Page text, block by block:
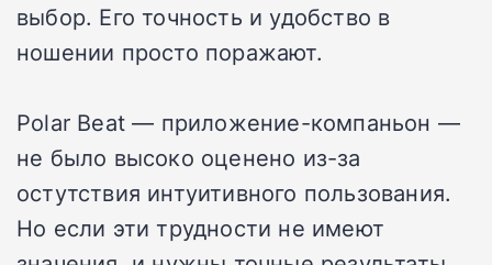
выбор. Его точность и удобство в
ношении просто поражают.
Polar Beat — приложение-компаньон —
не было высоко оценено из-за
остутствия интуитивного пользования.
Но если эти трудности не имеют